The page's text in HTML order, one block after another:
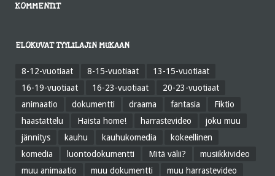
KOMMENTIT
ELOKUVAT TYYLILAJIN MUKAAN
8-12-vuotiaat 8-15-vuotiaat
13-15-vuotiaat
16-19-vuotiaat
16-23-vuotiaat
20-23-vuotiaat
animaatio
dokumentti draama fantasia
Fiktio
haastattelu
Haista home! harrastevideo
joku muu
jännitys
kauhu kauhukomedia
kokeellinen
komedia
luontodokumentti Mitä välii?
musiikkivideo
muu animaatio
muu dokumentti
muu harrastevideo